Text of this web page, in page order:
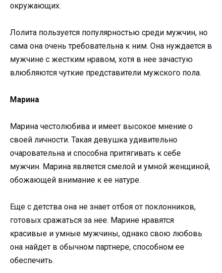
окружающих.
Лолита пользуется популярностью среди мужчин, но
сама она очень требовательна к ним. Она нуждается в
мужчине с жестким нравом, хотя в нее зачастую
влюбляются чуткие представители мужского пола.
Марина
Марина честолюбива и имеет высокое мнение о
своей личности. Такая девушка удивительно
очаровательна и способна притягивать к себе
мужчин. Марина является смелой и умной женщиной,
обожающей внимание к ее натуре.
Еще с детства она не знает отбоя от поклонников,
готовых сражаться за нее. Марине нравятся
красивые и умные мужчины, однако свою любовь
она найдет в обычном партнере, способном ее
обеспечить.